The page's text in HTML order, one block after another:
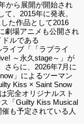
から展開が開始され
、2015年に発表。
た作品として2016
劇場アニメも公開され
ルである
イブ「「ラブライ
～永久stage～」が
さらに、2026年7月に
」によるツーマン
Kiss × Saint Snow
完全オリジナルスト
「Guilty Kiss Musical
も予定されている人